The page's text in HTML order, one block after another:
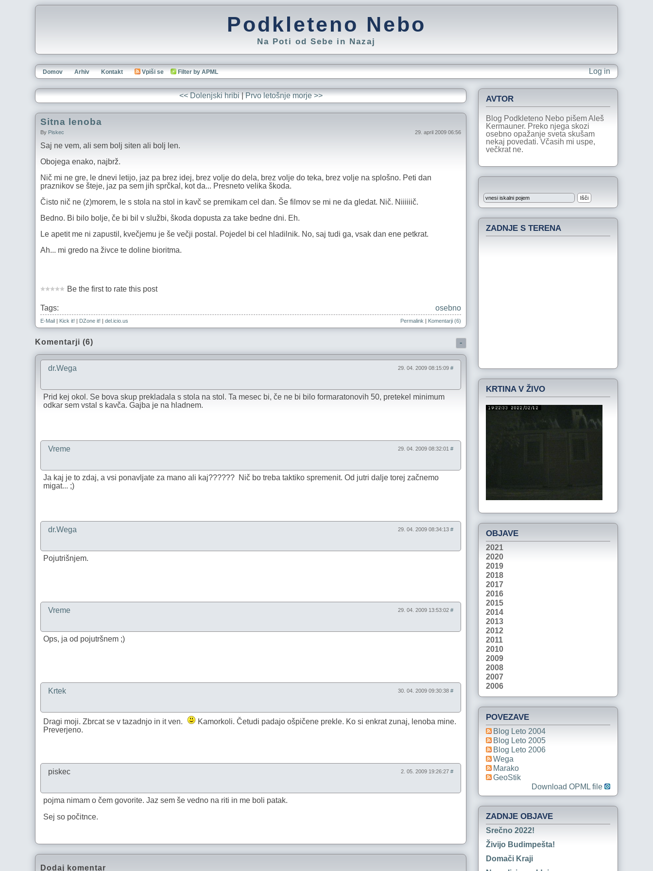
Podkleteno Nebo
Na Poti od Sebe in Nazaj
Log in
Domov Arhiv Kontakt Vpiši se Filter by APML
<< Dolenjski hribi|Prvo letošnje morje >>
Sitna lenoba
By Piskec 29. april 2009 06:56
Saj ne vem, ali sem bolj siten ali bolj len.
Obojega enako, najbrž.
Nič mi ne gre, le dnevi letijo, jaz pa brez idej, brez volje do dela, brez volje do teka, brez volje na splošno. Peti dan
praznikov se šteje, jaz pa sem jih sprčkal, kot da... Presneto velika škoda.
Čisto nič ne (z)morem, le s stola na stol in kavč se premikam cel dan. Še filmov se mi ne da gledat. Nič. Niiiiiič.
Bedno. Bi bilo bolje, če bi bil v službi, škoda dopusta za take bedne dni. Eh.
Le apetit me ni zapustil, kvečjemu je še večji postal. Pojedel bi cel hladilnik. No, saj tudi ga, vsak dan ene petkrat.
Ah... mi gredo na živce te doline bioritma.
Be the first to rate this post
Tags: osebno
E-Mail | Kick it! | DZone it! | del.icio.us Permalink | Komentarji (6)
Komentarji (6) -
dr.Wega 29. 04. 2009 08:15:09 #
Prid kej okol. Se bova skup prekladala s stola na stol. Ta mesec bi, če ne bi bilo formaratonovih 50, pretekel minimum
odkar sem vstal s kavča. Gajba je na hladnem.
Vreme 29. 04. 2009 08:32:01 #
Ja kaj je to zdaj, a vsi ponavljate za mano ali kaj?????? Nič bo treba taktiko spremenit. Od jutri dalje torej začnemo
migat... ;)
dr.Wega 29. 04. 2009 08:34:13 #
Pojutrišnjem.
Vreme 29. 04. 2009 13:53:02 #
Ops, ja od pojutršnem ;)
Krtek 30. 04. 2009 09:30:38 #
Dragi moji. Zbrcat se v tazadnjo in it ven.
Kamorkoli. Četudi padajo ošpičene prekle. Ko si enkrat zunaj, lenoba mine.
Preverjeno.
piskec 2. 05. 2009 19:26:27 #
pojma nimam o čem govorite. Jaz sem še vedno na riti in me boli patak.
Sej so počitnce.
Dodaj komentar
AVTOR
Blog Podkleteno Nebo pišem Aleš
Kermauner. Preko njega skozi
osebno opažanje sveta skušam
nekaj povedati. Včasih mi uspe,
večkrat ne.
ZADNJE S TERENA
KRTINA V ŽIVO
OBJAVE
2021
2020
2019
2018
2017
2016
2015
2014
2013
2012
2011
2010
2009
2008
2007
2006
POVEZAVE
Blog Leto 2004
Blog Leto 2005
Blog Leto 2006
Wega
Marako
GeoStik
Download OPML file
ZADNJE OBJAVE
Srečno 2022!
Živijo Budimpešta!
Domači Kraji